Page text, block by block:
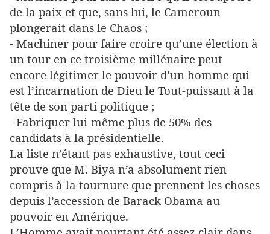
de la paix et que, sans lui, le Cameroun
plongerait dans le Chaos ;
- Machiner pour faire croire qu’une élection à
un tour en ce troisième millénaire peut
encore légitimer le pouvoir d’un homme qui
est l’incarnation de Dieu le Tout-puissant à la
tête de son parti politique ;
- Fabriquer lui-même plus de 50% des
candidats à la présidentielle.
La liste n’étant pas exhaustive, tout ceci
prouve que M. Biya n’a absolument rien
compris à la tournure que prennent les choses
depuis l’accession de Barack Obama au
pouvoir en Amérique.